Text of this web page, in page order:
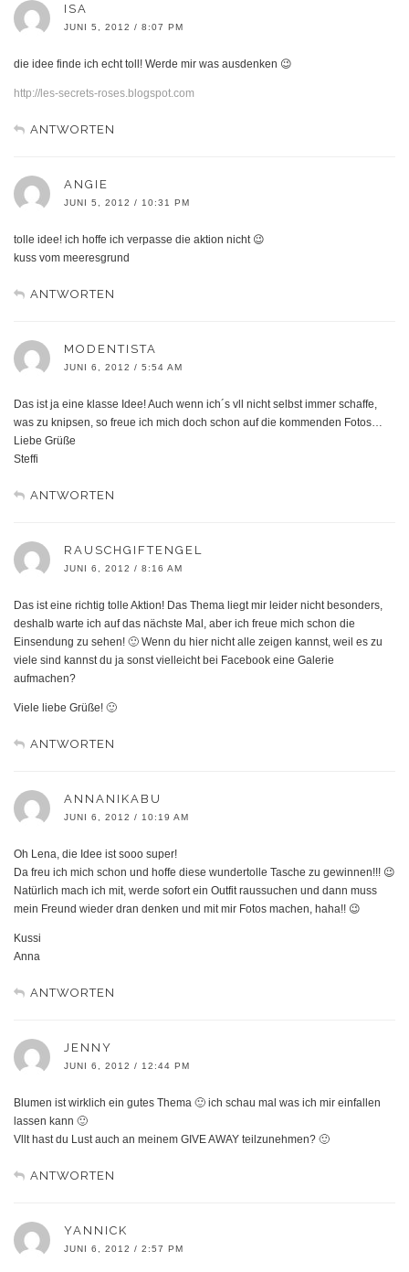
ISA
JUNI 5, 2012 / 8:07 PM
die idee finde ich echt toll! Werde mir was ausdenken 😉
http://les-secrets-roses.blogspot.com
ANTWORTEN
ANGIE
JUNI 5, 2012 / 10:31 PM
tolle idee! ich hoffe ich verpasse die aktion nicht 😉
kuss vom meeresgrund
ANTWORTEN
MODENTISTA
JUNI 6, 2012 / 5:54 AM
Das ist ja eine klasse Idee! Auch wenn ich´s vll nicht selbst immer schaffe,
was zu knipsen, so freue ich mich doch schon auf die kommenden Fotos…
Liebe Grüße
Steffi
ANTWORTEN
RAUSCHGIFTENGEL
JUNI 6, 2012 / 8:16 AM
Das ist eine richtig tolle Aktion! Das Thema liegt mir leider nicht besonders,
deshalb warte ich auf das nächste Mal, aber ich freue mich schon die
Einsendung zu sehen! 🙂 Wenn du hier nicht alle zeigen kannst, weil es zu
viele sind kannst du ja sonst vielleicht bei Facebook eine Galerie
aufmachen?
Viele liebe Grüße! 🙂
ANTWORTEN
ANNANIKABU
JUNI 6, 2012 / 10:19 AM
Oh Lena, die Idee ist sooo super!
Da freu ich mich schon und hoffe diese wundertolle Tasche zu gewinnen!!! 😉
Natürlich mach ich mit, werde sofort ein Outfit raussuchen und dann muss
mein Freund wieder dran denken und mit mir Fotos machen, haha!! 😉
Kussi
Anna
ANTWORTEN
JENNY
JUNI 6, 2012 / 12:44 PM
Blumen ist wirklich ein gutes Thema 🙂 ich schau mal was ich mir einfallen
lassen kann 🙂
Vllt hast du Lust auch an meinem GIVE AWAY teilzunehmen? 🙂
ANTWORTEN
YANNICK
JUNI 6, 2012 / 2:57 PM